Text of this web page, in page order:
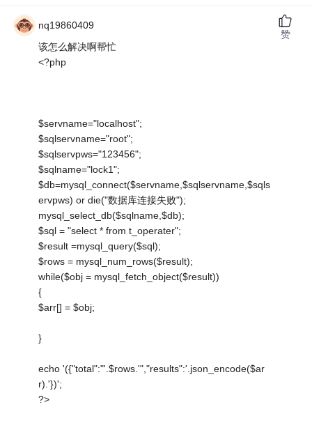
nq19860409
该怎么解决啊帮忙
<?php
$servname="localhost";
$sqlservname="root";
$sqlservpws="123456";
$sqlname="lock1";
$db=mysql_connect($servname,$sqlservname,$sqls
ervpws) or die("数据库连接失败");
mysql_select_db($sqlname,$db);
$sql = "select * from t_operater";
$result =mysql_query($sql);
$rows = mysql_num_rows($result);
while($obj = mysql_fetch_object($result))
{
$arr[] = $obj;
}
echo '({"total":"'.$rows.'","results":'.json_encode($ar
r).'})';
?>
赞